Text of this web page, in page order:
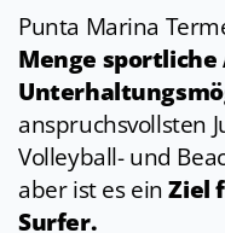
Punta Marina
Menge
anspruchsvollsten
Volleyball- und
aber ist es einZiel
Surfer.